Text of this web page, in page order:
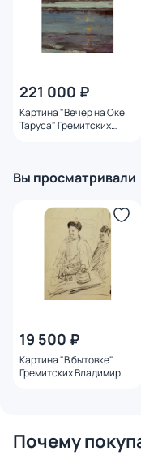
221 000 ₽
Картина "Вечер на Оке.
Таруса" Гремитских
Вы просматривали
19 500 ₽
Картина "В бытовке"
Гремитских Владимир
Почему